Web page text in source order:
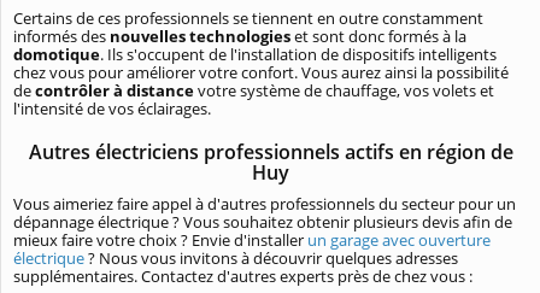
Certains de ces professionnels se tiennent en outre constamment
informés des nouvelles technologieset sont donc formés à la
domotique. Ils s'occupent de l'installation de dispositifs intelligents
chez vous pour améliorer votre confort. Vous aurez ainsi la possibilité
decontrôler à distancevotre système de chauffage, vos volets et
l'intensité de vos éclairages.
Autres électriciens professionnels actifs en région de
Huy
Vous aimeriez faire appel à d'autres professionnels du secteur pour un
dépannage électrique ? Vous souhaitez obtenir plusieurs devis afin de
mieux faire votre choix ? Envie d'installer un garage avec ouverture
électrique? Nous vous invitons à découvrir quelques adresses
supplémentaires. Contactez d'autres experts près de chez vous :